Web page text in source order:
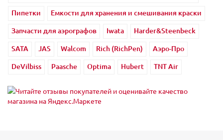
Пипетки
Емкости для хранения и смешивания краски
Запчасти для аэрографов
Iwata
Harder&Steenbeck
SATA
JAS Walcom Rich (RichPen)
Аэро-Про
DeVilbiss
Paasche Optima Hubert TNT Air